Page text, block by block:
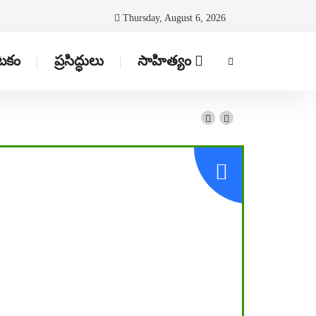
Thursday, August 6, 2026
ప్రసిద్ధులు సాహిత్యం